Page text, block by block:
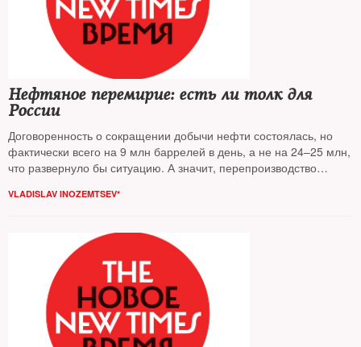
Нефтяное перемирие: есть ли толк для
России
Договоренность о сокращении добычи нефти состоялась, но
фактически всего на 9 млн баррелей в день, а не на 24–25 млн,
что развернуло бы ситуацию. А значит, перепроизводство
Владислав Иноземцев
VLADISLAV INOZEMTSEV*